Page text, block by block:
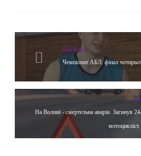
Hot News
Чемпіонат АБЛ: фінал
На Волині - смертельна аварія. Загинув